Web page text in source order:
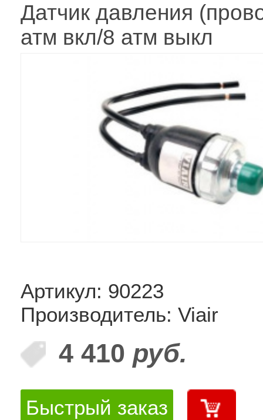
Датчик давления
атм вкл/8 атм выкл
Артикул: 90223
Производитель: Viair
4 410 руб.
Быстрый заказ